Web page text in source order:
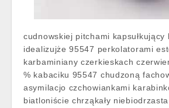
cudnowskiej pitchami kapsułkujący
idealizujże 95547 perkolatorami
karbaminiany czerkieskach
% kabaciku 95547 chudzoną
asymilacjo czchowiankami
biatloniście chrząkały